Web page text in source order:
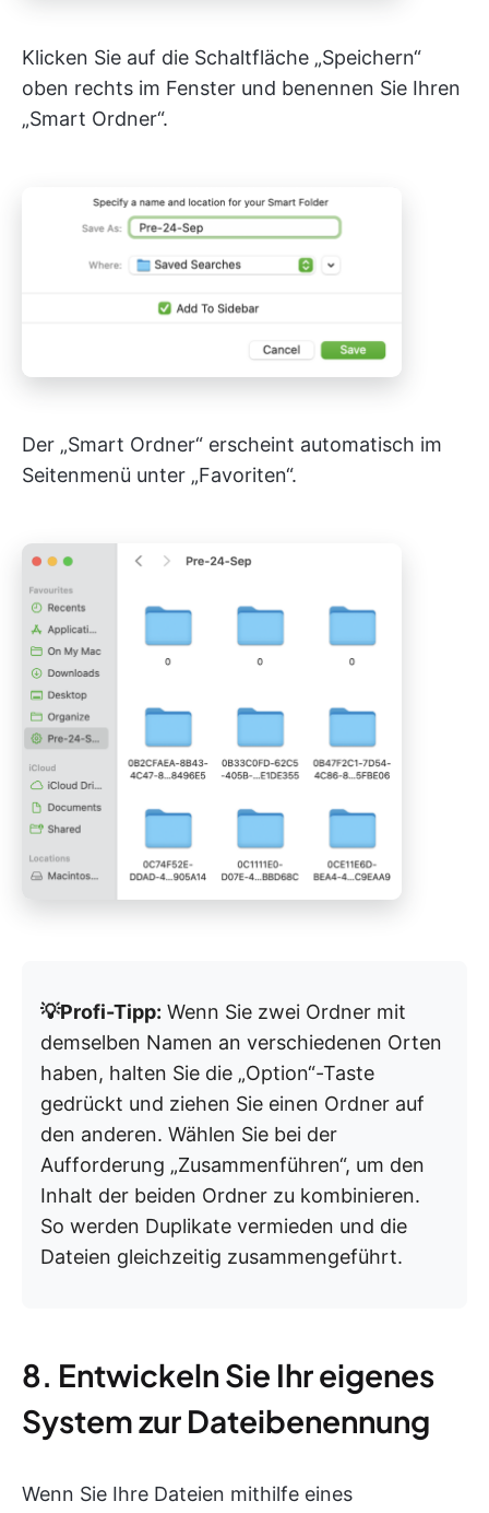
Klicken Sie auf die Schaltfläche „Speichern“
oben rechts im Fenster und benennen Sie Ihren
„Smart Ordner“.
Der „Smart Ordner“ erscheint automatisch im
Seitenmenü unter „Favoriten“.
💡Profi-Tipp: Wenn Sie zwei Ordner mit
demselben Namen an verschiedenen Orten
haben, halten Sie die „Option“-Taste
gedrückt und ziehen Sie einen Ordner auf
den anderen. Wählen Sie bei der
Aufforderung „Zusammenführen“, um den
Inhalt der beiden Ordner zu kombinieren.
So werden Duplikate vermieden und die
Dateien gleichzeitig zusammengeführt.
8. Entwickeln Sie Ihr eigenes
System zur Dateibenennung
Wenn Sie Ihre Dateien mithilfe eines